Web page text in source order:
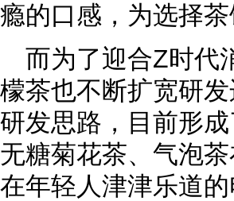
瘾的口感，为选择
而为了迎合Z时代
檬茶也不断扩宽研
研发思路，目前形
无糖菊花茶、气泡
在年轻人津津乐道